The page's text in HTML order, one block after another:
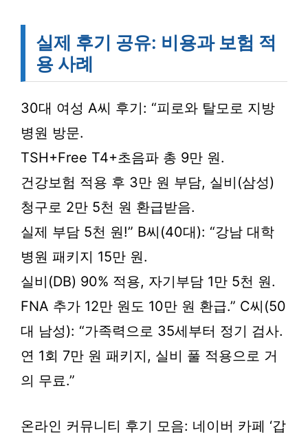
실제 후기 공유: 비용과 보험 적
용 사례
30대 여성 A씨 후기: “피로와 탈모로 지방
병원 방문.
TSH+Free T4+초음파 총 9만 원.
건강보험 적용 후 3만 원 부담, 실비(삼성)
청구로 2만 5천 원 환급받음.
실제 부담 5천 원!” B씨(40대): “강남 대학
병원 패키지 15만 원.
실비(DB) 90% 적용, 자기부담 1만 5천 원.
FNA 추가 12만 원도 10만 원 환급.” C씨(50
대 남성): “가족력으로 35세부터 정기 검사.
연 1회 7만 원 패키지, 실비 풀 적용으로 거
의 무료.”
온라인 커뮤니티 후기 모음: 네이버 카페 ‘갑